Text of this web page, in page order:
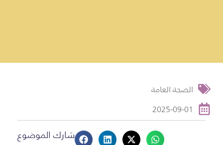
الصحة العامة
2025-09-01
شارك الموضوع